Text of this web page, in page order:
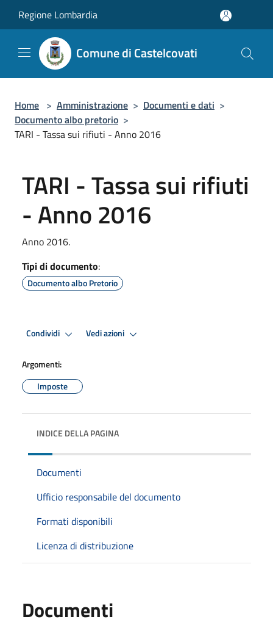
Regione Lombardia
Comune di Castelcovati
Home > Amministrazione > Documenti e dati >
Documento albo pretorio >
TARI - Tassa sui rifiuti - Anno 2016
TARI - Tassa sui rifiuti
- Anno 2016
Anno 2016.
Tipi di documento:
Documento albo Pretorio
Condividi Vedi azioni
Argomenti:
Imposte
INDICE DELLA PAGINA
Documenti
Ufficio responsabile del documento
Formati disponibili
Licenza di distribuzione
Documenti